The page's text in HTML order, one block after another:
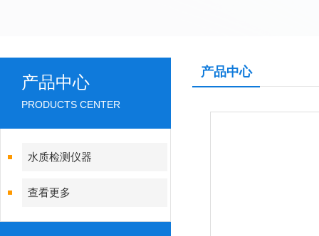
产品中心
PRODUCTS CENTER
水质检测仪器
查看更多
产品中心